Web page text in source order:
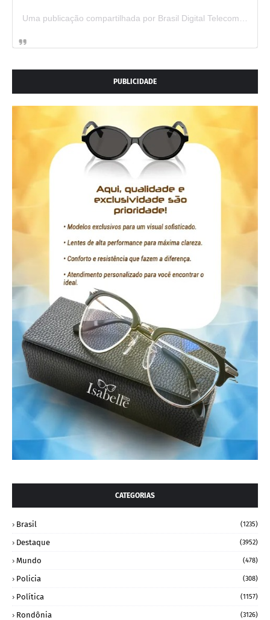
PUBLICIDADE
CATEGORIAS
Brasil (1235)
Destaque (3952)
Mundo (478)
Policia (308)
Política (1157)
Rondônia (3126)